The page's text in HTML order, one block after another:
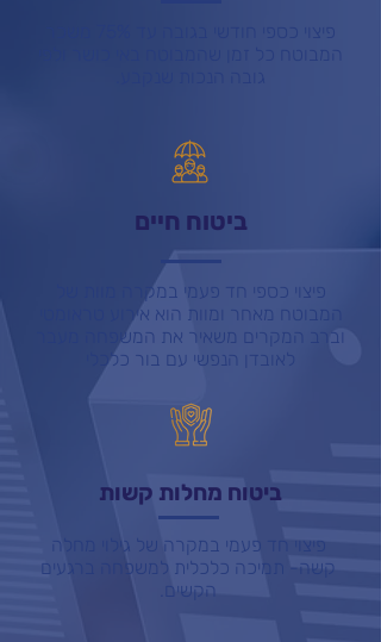
ביטוח חיים
פיצוי כספי חד פעמי במקרה מוות של
המבוטח מאחר ומוות הוא אירוע טראומטי
וברב המקרים משאיר את המשפחה מעבר
לאובדן הנפשי עם בור כלכלי
ביטוח מחלות קשות
פיצוי חד פעמי במקרה של גילוי מחלה
קשה- תמיכה כלכלית למשפחה ברגעים
הקשים.